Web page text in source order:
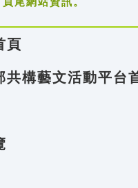
頁
共構藝文活動平台